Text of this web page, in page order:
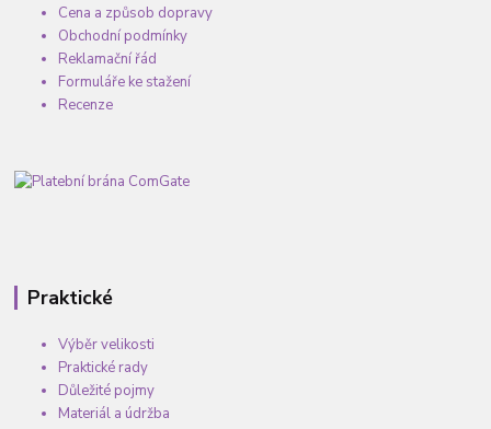
Cena a způsob dopravy
Obchodní podmínky
Reklamační řád
Formuláře ke stažení
Recenze
Praktické
Výběr velikosti
Praktické rady
Důležité pojmy
Materiál a údržba